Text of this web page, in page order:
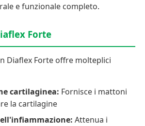
e funzionale completo.
Forte
Diaflex Forte offre molteplici
cartilaginea: Fornisce i mattoni
la cartilagine
Attenua i